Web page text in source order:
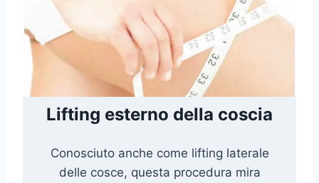
Lifting esterno della coscia
Conosciuto anche come lifting laterale
delle cosce, questa procedura mira